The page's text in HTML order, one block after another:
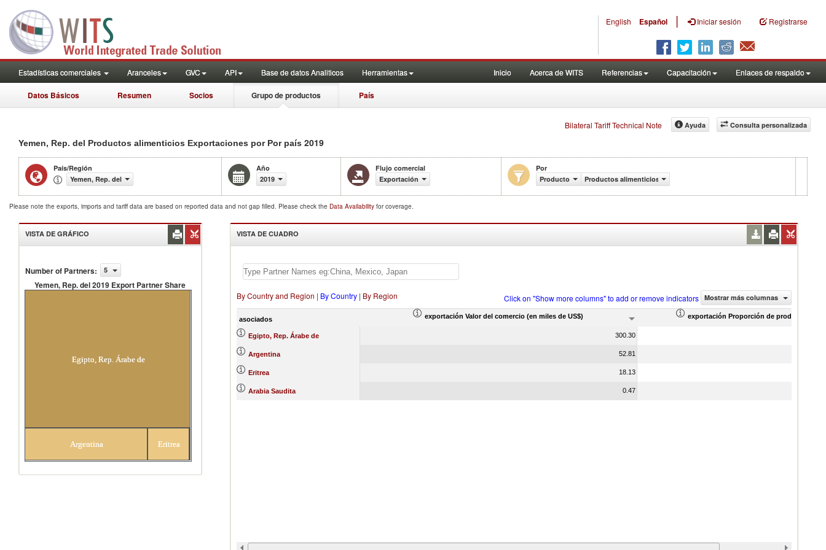
English Español | Iniciar sesión Registrarse
Estadísticas comerciales Aranceles GVC API Base de datos Analiticos Herramientas Inicio Acerca de WITS Referencias Capacitación Enlaces de respaldo
Datos Básicos Resumen Socios Grupo de productos País
Bilateral Tariff Technical Note Consulta personalizada
Ayuda
Yemen, Rep. del Productos alimenticios Exportaciones por Por país 2019
País/Región
Yemen, Rep. del
Año
2019
Flujo comercial
Exportación
Por
Producto
Productos alimenticios
Please note the exports, imports and tariff data are based on reported data and not gap filled. Please check the Data Availability for coverage.
VISTA DE GRÁFICO
Number of Partners: 5
Yemen, Rep. del 2019 Export Partner Share
Egipto, Rep. Árabe de
Argentina Eritrea
Saudita
VISTA DE CUADRO
By Country and Region | By Country| By Region Click on "Show more columns" to add or remove indicators Mostrar más columnas
asociados exportación Valor del comercio (en miles de US$) exportación Proporción de productos (%)
Egipto, Rep. Árabe de 300.30
Argentina 52.81
Eritrea 18.13
Arabia Saudita 0.47